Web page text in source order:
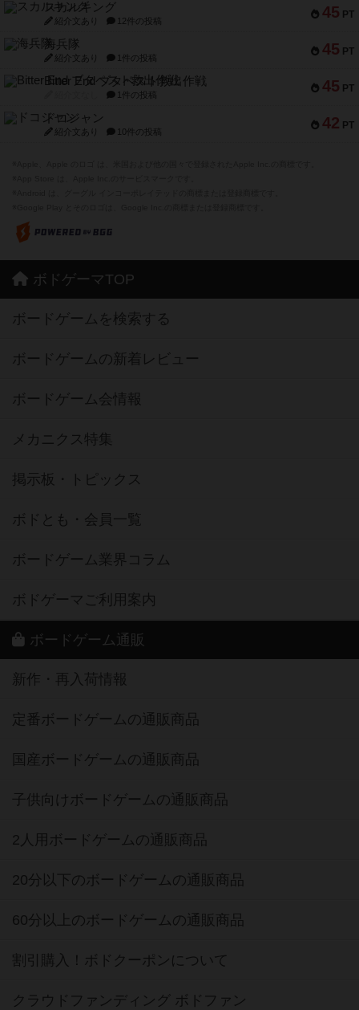
45 PT
スカルキング
紹介文あり 12件の投稿
45 PT
海兵隊
紹介文あり 1件の投稿
45 PT
Bitter End ブタペスト救出作戦
1件の投稿
42 PT
ドコジャン
紹介文あり 10件の投稿
ボドゲーマTOP
ボードゲームを検索する
ボードゲームの新着レビュー
ボードゲーム会情報
メカニクス特集
掲示板・トピックス
ボドとも・会員一覧
ボードゲーム業界コラム
ボドゲーマご利用案内
ボードゲーム通販
新作・再入荷情報
定番ボードゲームの通販商品
国産ボードゲームの通販商品
子供向けボードゲームの通販商品
2人用ボードゲームの通販商品
20分以下のボードゲームの通販商品
60分以上のボードゲームの通販商品
割引購入！ボドクーポンについて
クラウドファンディング ボドファン